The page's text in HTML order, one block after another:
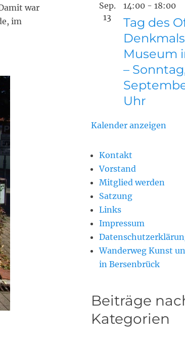
war
im
Sep.
13
14:00 - 18:00
Tag des
Museum
–
Uhr
Kalender anzeigen
Kontakt
Vorstand
Mitglied werden
Satzung
Links
Impressum
Wanderweg Kunst
in Bersenbrück
Beiträge
Kategorien